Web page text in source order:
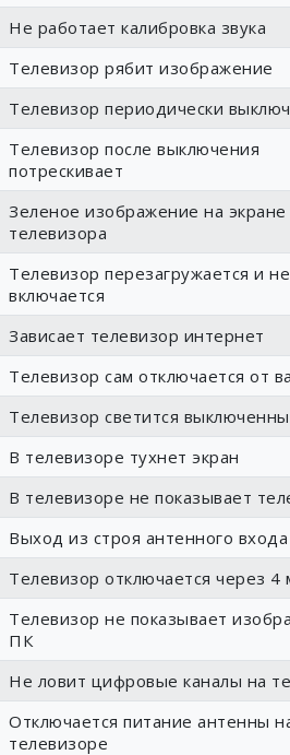
Не работает калибровка звука
Телевизор рябит изображение
Телевизор периодически
Телевизор после выключения
потрескивает
Зеленое изображение на экране
телевизора
Телевизор перезагружается и не
включается
Зависает телевизор интернет
Телевизор сам отключается от
Телевизор светится
В телевизоре тухнет экран
В телевизоре не показывает
Выход из строя антенного входа
Телевизор отключается через 4
Телевизор не показывает
ПК
Не ловит цифровые каналы на
Отключается питание антенны
телевизоре